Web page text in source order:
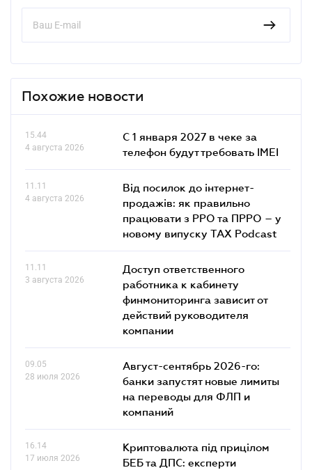
Похожие новости
15.44
4 августа 2026
С 1 января 2027 в чеке за
телефон будут требовать IMEI
11.11
4 августа 2026
Від посилок до інтернет-
продажів: як правильно
працювати з РРО та ПРРО – у
новому випуску TAX Podcast
11.11
3 августа 2026
Доступ ответственного
работника к кабинету
финмониторинга зависит от
действий руководителя
компании
09.05
28 июля 2026
Август-сентябрь 2026-го:
банки запустят новые лимиты
на переводы для ФЛП и
компаний
16.14
17 июля 2026
Криптовалюта під прицілом
БЕБ та ДПС: експерти